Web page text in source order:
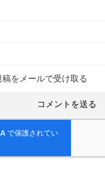
稿をメールで受け取る